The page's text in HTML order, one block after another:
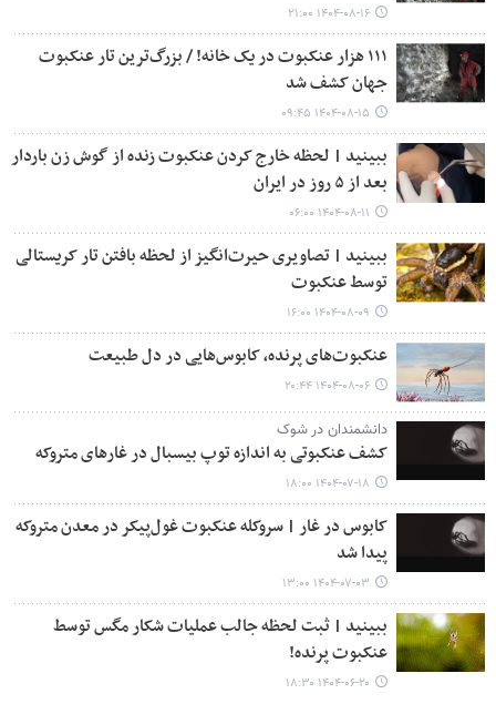
۱۴۰۴-۰۸-۱۶ ۲۱:۰۰
۱۱۱ هزار عنکبوت در یک خانه! / بزرگ‌ترین تار عنکبوت
جهان کشف شد
۱۴۰۴-۰۸-۱۵ ۰۹:۴۵
ببینید | لحظه خارج کردن عنکبوت زنده از گوش زن باردار
بعد از ۵ روز در ایران
۱۴۰۴-۰۸-۱۱ ۰۶:۰۰
ببینید | تصاویری حیرت‌انگیز از لحظه بافتن تار کریستالی
توسط عنکبوت
۱۴۰۴-۰۸-۰۹ ۱۶:۰۰
عنکبوت‌های پرنده، کابوس‌هایی در دل طبیعت
۱۴۰۴-۰۸-۰۶ ۲۰:۴۴
دانشمندان در شوک
کشف عنکبوتی به اندازه توپ بیسبال در غارهای متروکه
۱۴۰۴-۰۷-۱۸ ۱۸:۰۰
کابوس در غار |‌ سروکله عنکبوت‌ غول‌پیکر در معدن متروکه
پیدا شد
۱۴۰۴-۰۷-۰۳ ۱۳:۰۰
ببینید | ثبت لحظه جالب عملیات شکار مگس توسط
عنکبوت پرنده!
۱۴۰۴-۰۶-۲۰ ۱۸:۳۰